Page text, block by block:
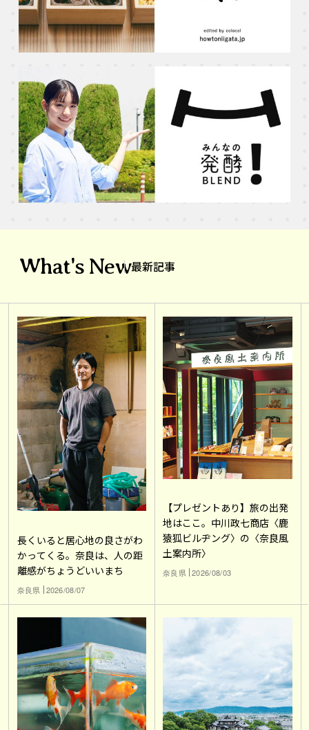
What's New最新記事
長くいると居心地の良さがわ
かってくる。奈良は、人の距
離感がちょうどいいまち
奈良県 2026/08/07
【プレゼントあり】旅の出発
地はここ。中川政七商店〈鹿
猿狐ビルヂング〉の〈奈良風
土案内所〉
奈良県 2026/08/03